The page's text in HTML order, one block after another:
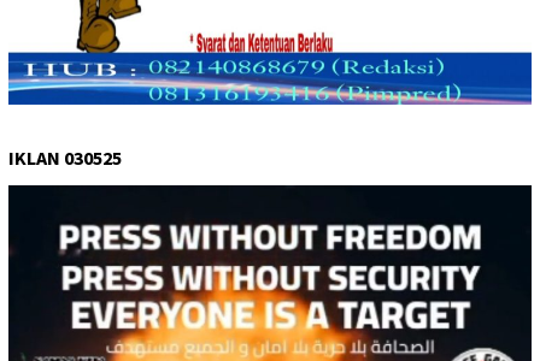
IKLAN 030525